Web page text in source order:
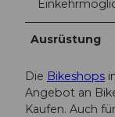
Ausrüstung
Die Bikeshops
Angebot an
Kaufen. Auch